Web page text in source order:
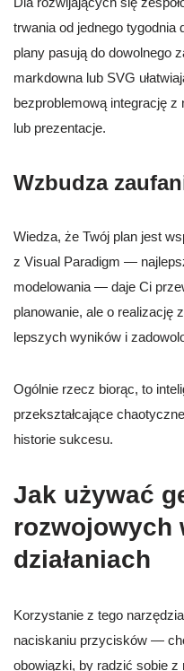
trwania od jednego tygodnia
plany pasują do dowolnego
markdowna lub SVG
bezproblemową integrację
lub prezentacje.
Wzbudza
Wiedza, że Twój plan jest
z Visual Paradigm —
modelowania — daje Ci
planowanie, ale o realizację
lepszych wyników i
Ogólnie rzecz biorąc, to
przekształcające
historie sukcesu.
Jak używać
rozwojowych
działaniach
Korzystanie z tego
naciskaniu przycisków —
obowiązki, by radzić sobie